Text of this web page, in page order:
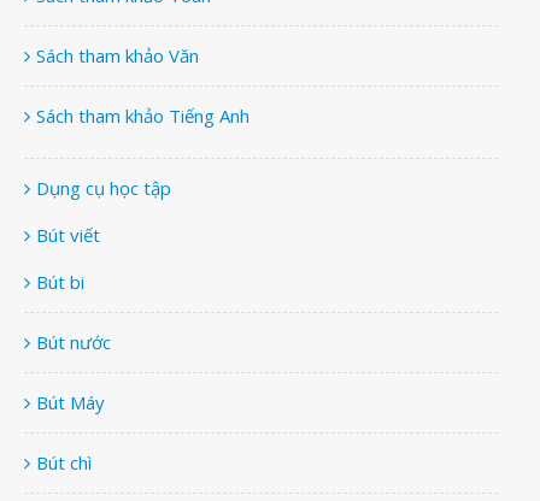
Sách tham khảo Văn
Sách tham khảo Tiếng Anh
Dụng cụ học tập
Bút viết
Bút bi
Bút nước
Bút Máy
Bút chì